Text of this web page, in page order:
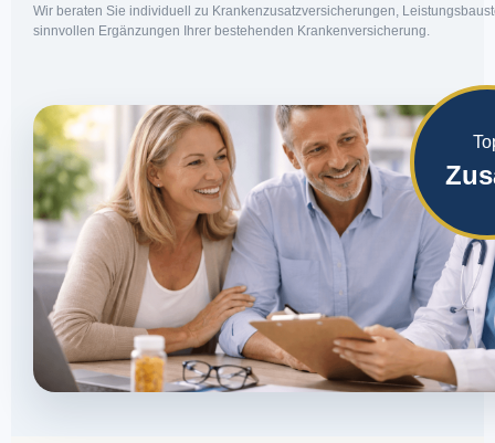
Wir beraten Sie individuell zu Krankenzusatzversicherungen,
sinnvollen Ergänzungen Ihrer bestehenden Krankenversicherung.